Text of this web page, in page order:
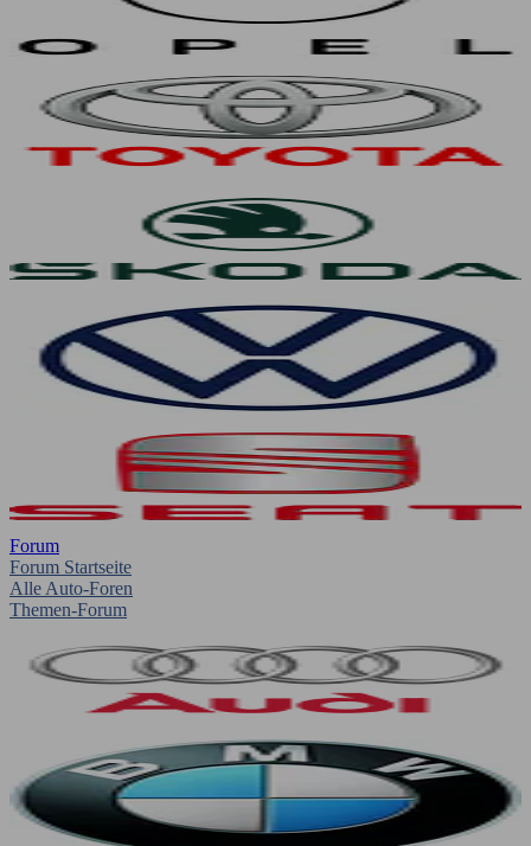
Forum
Forum Startseite
Alle Auto-Foren
Themen-Forum